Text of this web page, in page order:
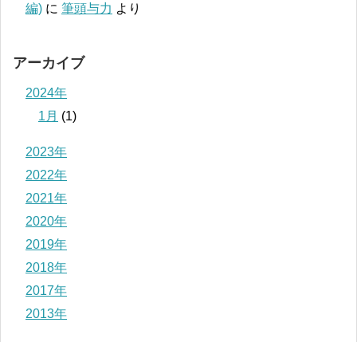
編) に 筆頭与力 より
アーカイブ
2024年
1月 (1)
2023年
2022年
2021年
2020年
2019年
2018年
2017年
2013年